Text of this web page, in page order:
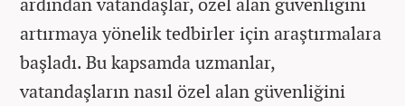
artırmaya yönelik tedbirler için araştırmalara
başladı. Bu kapsamda uzmanlar,
vatandaşların nasıl özel alan güvenliğini